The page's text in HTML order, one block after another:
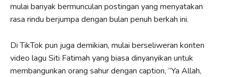
mulai banyak bermunculan postingan yang menyatakan
rasa rindu berjumpa dengan bulan penuh berkah ini.
Di TikTok pun juga demikian, mulai berseliweran konten
video lagu Siti Fatimah yang biasa dinyanyikan untuk
membangunkan orang sahur dengan caption, “Ya Allah,